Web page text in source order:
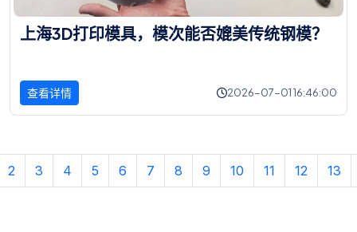
上海3D打印模具， 模次能否媲美传统钢模？
查看详情 2026-07-01 16:46:00
2 3 4 5 6 7 8 9 10 11 12 13